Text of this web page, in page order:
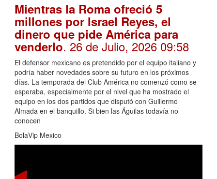
Mientras la Roma ofreció 5
millones por Israel Reyes, el
dinero que pide América para
venderlo. 26 de Julio, 2026 09:58
El defensor mexicano es pretendido por el equipo italiano y
podría haber novedades sobre su futuro en los próximos
días. La temporada del Club América no comenzó como se
esperaba, especialmente por el nivel que ha mostrado el
equipo en los dos partidos que disputó con Guillermo
Almada en el banquillo. Si bien las Águilas todavía no
conocen
BolaVip Mexico